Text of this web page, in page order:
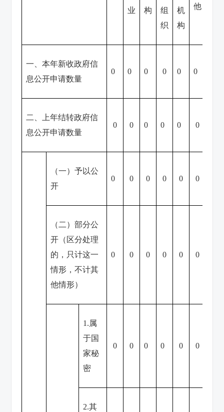
业
构
组
织
机
构
他
一、本年新收政府信
息公开申请数量
0 0 0 0 0 0
二、上年结转政府信
息公开申请数量
0 0 0 0 0 0
（一）予以公
开
0 0 0 0 0 0
（二）部分公
开（区分处理
的，只计这一
情形，不计其
他情形）
0 0 0 0 0 0
1.属
于国
家秘
密
0 0 0 0 0 0
2.其